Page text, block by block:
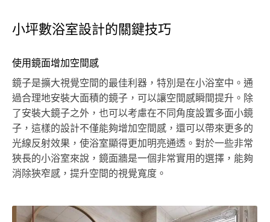
小坪數浴室設計的關鍵技巧
使用鏡面增加空間感
鏡子是擴大視覺空間的最佳利器，特別是在小浴室中。通
過合理地安裝大面積的鏡子，可以讓空間感瞬間提升。除
了安裝大鏡子之外，也可以考慮在不同角度設置多面小鏡
子，這樣的設計不僅能夠增加空間感，還可以帶來更多的
光線反射效果，使浴室顯得更加明亮通透。對於一些非常
狹長的小浴室來說，鏡面牆是一個非常實用的選擇，能夠
消除狹窄感，提升空間的視覺寬度。